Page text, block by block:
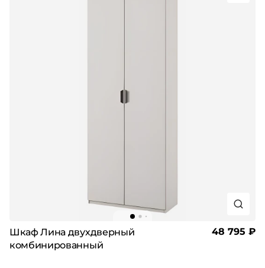
Шкаф Лина двухдверный
комбинированный
48 795 ₽